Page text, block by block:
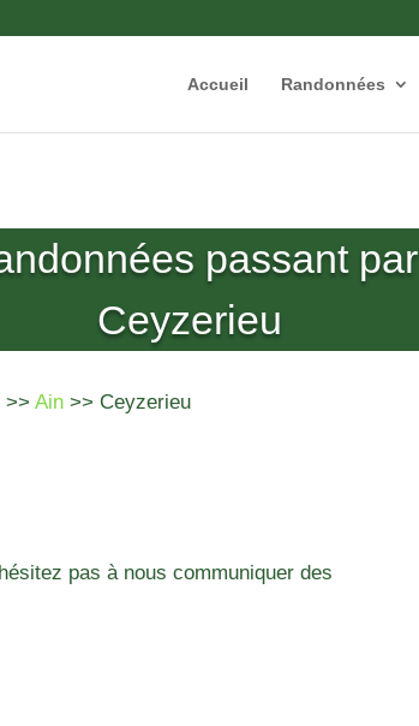
Accueil Randonnées
passant par
Ceyzerieu
>>Ain >> Ceyzerieu
pas à nous communiquer des